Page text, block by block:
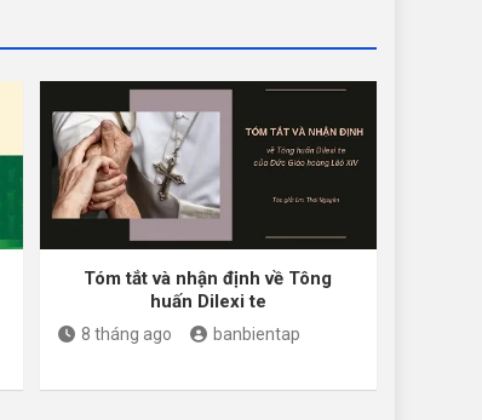
Tóm tắt và nhận định về Tông
huấn Dilexi te
8 tháng ago banbientap